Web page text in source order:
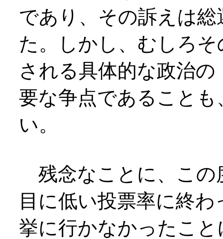
であり、その訴えは
た。しかし、むしろ
される具体的な政治
要な争点であること
い。
残念なことに、この
目に低い投票率に終
挙に行かなかったこ